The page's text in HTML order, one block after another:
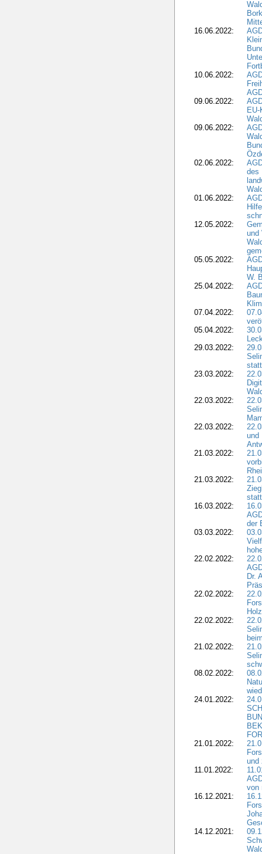
16.06.2022:
10.06.2022:
09.06.2022:
09.06.2022:
02.06.2022:
des
01.06.2022:
12.05.2022:
und
05.05.2022:
W.
25.04.2022:
07.04.2022:
05.04.2022:
29.03.2022:
23.03.2022:
22.03.2022:
22.03.2022:
und
21.03.2022:
21.03.2022:
16.03.2022:
der
03.03.2022:
22.02.2022:
Dr.
22.02.2022:
22.02.2022:
21.02.2022:
08.02.2022:
24.01.2022:
21.01.2022:
und
11.01.2022:
von
16.12.2021:
14.12.2021: